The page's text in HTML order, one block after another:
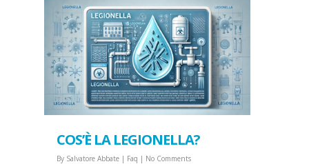
COS’È LA LEGIONELLA?
By Salvatore Abbate | Faq | No Comments